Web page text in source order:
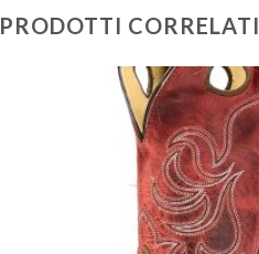
PRODOTTI CORRELATI